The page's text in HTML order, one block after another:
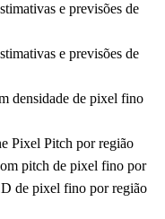
e previsões de
e previsões de
densidade de pixel fino
Pixel Pitch por região
pitch de pixel fino por
de pixel fino por região